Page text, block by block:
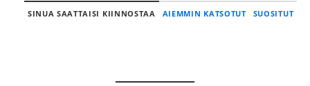
SINUA SAATTAISI KIINNOSTAA AIEMMIN KATSOTUT SUOSITUT